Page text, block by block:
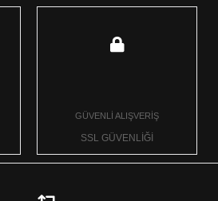
GÜVENLİ ALIŞVERİŞ
SSL GÜVENLİĞİ